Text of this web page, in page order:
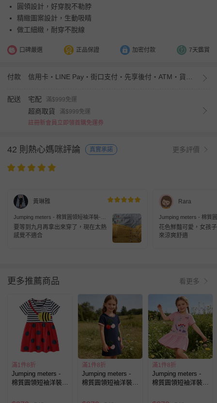
圓領設計，好穿脫不勒脖
精緻圖案設計，生動吸睛
做工細緻，耐穿不脫線
口碑嚴選 正品保證 加密付款 7天鑑賞
付款
配送 宅配 滿$999免運
超商取貨
滿$999免運
註冊新會員立即領首購免運券
42 則熱心媽咪評論 真實承諾 更多評價
黃琳雅
Jumping meters - 棉質圓領短袖洋裝-兔
子花卉-黃色條紋
要等到九月再拿出來穿了，現在太熱
感覺不適合
Rara
Jumping meters - 棉質
子-粉色
花色鮮豔可愛，女孩
來涼爽舒適
更多推薦商品 看更多
滿1件8折
Jumping meters -
棉質圓領短袖洋裝-
滿1件8折
Jumping meters -
棉質圓領短袖洋裝-
滿1件8折
Jumping meters -
棉質圓領短袖洋裝-